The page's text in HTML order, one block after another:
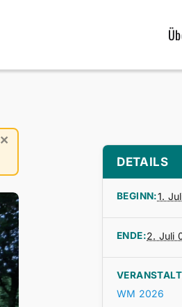
×
DETAILS
BEGINN:1.
ENDE:2. Juli
WM 2026